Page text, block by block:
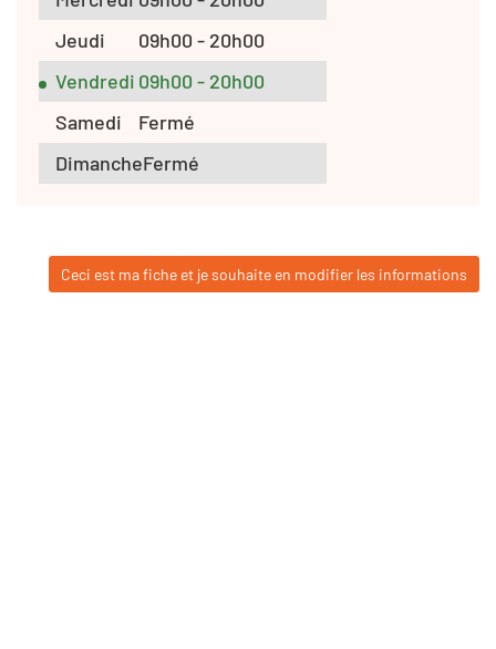
Jeudi
09h00 - 20h00
Vendredi 09h00 - 20h00
Samedi
Fermé
DimancheFermé
Ceci est ma fiche et je souhaite en modifier les informations